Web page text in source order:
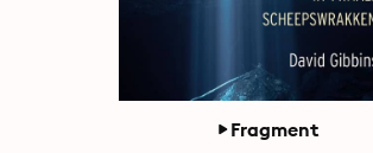
Fragment